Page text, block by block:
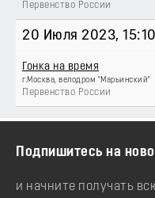
Первенство России
20 Июля 2023, 15:10
Гонка на время
г.Москва, велодром "Марьинский"
Первенство России
Подпишитесь на
и начните получать